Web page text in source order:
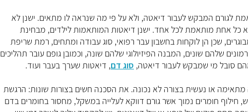
לגורם המבקש לעבור דיאטה, ולא על פי מה שנראה לו מתאים. ישנן לא
כל אחת מותאמת לכל אחד. ישנן דיאטות המותאמות לילדים, מבחינת
שכן הן לוקחות בחשבון עבר רפואי, סוג עבודה ומתחים, רמת שריפת
שלהם שונים, המבנה הפיזיולוגי שלהם שונה, וכמובן גופם עובר תהליכים
סובל מי שמבקש לעבור דיאטה, סוג דם, דיאטות שערך בעבר ועוד.
מתאימה או נעשית בצורה לא נכונה. את הסכנה חשים בצורות שונות: הרגשת
חילוף חומרים נמוך אשר גורם דווקא לעלייה במשקל, מחסור בחומרים בדם